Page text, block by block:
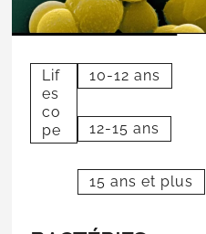
Lif
es
co
pe
10-12 ans
12-15 ans
15 ans et plus